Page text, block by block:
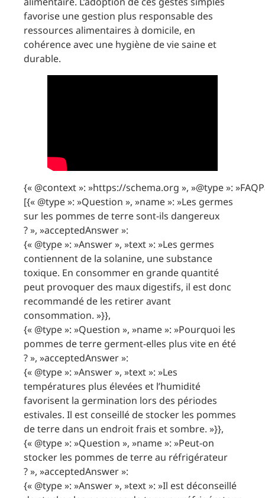
favorise une gestion plus responsable des
ressources alimentaires à domicile, en
cohérence avec une hygiène de vie saine et
durable.
{« @context »: »https://schema.org », »@type »:
[{« @type »: »Question », »name »: »Les germes
sur les pommes de terre sont-ils dangereux
? », »acceptedAnswer »:
{« @type »: »Answer », »text »: »Les germes
contiennent de la solanine, une substance
toxique. En consommer en grande quantité
peut provoquer des maux digestifs, il est donc
recommandé de les retirer avant
consommation. »}},
{« @type »: »Question », »name »: »Pourquoi les
pommes de terre germent-elles plus vite en été
? », »acceptedAnswer »:
{« @type »: »Answer », »text »: »Les
températures plus élevées et l’humidité
favorisent la germination lors des périodes
estivales. Il est conseillé de stocker les pommes
de terre dans un endroit frais et sombre. »}},
{« @type »: »Question », »name »: »Peut-on
stocker les pommes de terre au réfrigérateur
? », »acceptedAnswer »:
{« @type »: »Answer », »text »: »Il est déconseillé